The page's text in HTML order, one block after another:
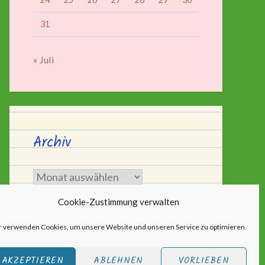
Cookie-Zustimmung verwalten
verwenden Cookies, um unsere Website und unseren Service zu optimieren.
AKZEPTIEREN ABLEHNEN VORLIEBEN
31
« Juli
Archiv
Archiv